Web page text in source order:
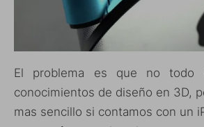
El problema es que no todo
conocimientos de diseño en 3D,
mas sencillo si contamos con un